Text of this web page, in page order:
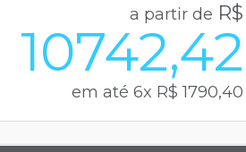
a partir de R$
10742,42
em até 6x R$ 1790,40